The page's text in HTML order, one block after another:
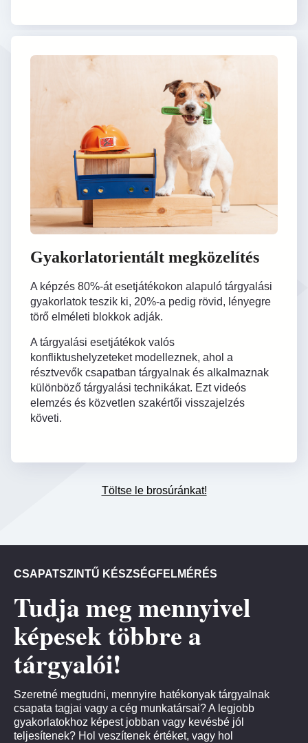
Gyakorlatorientált megközelítés
A képzés 80%-át esetjátékokon alapuló tárgyalási
gyakorlatok teszik ki, 20%-a pedig rövid, lényegre
törő elméleti blokkok adják.
A tárgyalási esetjátékok valós
konfliktushelyzeteket modelleznek, ahol a
résztvevők csapatban tárgyalnak és alkalmaznak
különböző tárgyalási technikákat. Ezt videós
elemzés és közvetlen szakértői visszajelzés
követi.
Töltse le brosúránkat!
CSAPATSZINTŰ KÉSZSÉGFELMÉRÉS
Tudja meg mennyivel
képesek többre a
tárgyalói!
Szeretné megtudni, mennyire hatékonyak tárgyalnak
csapata tagjai vagy a cég munkatársai? A legjobb
gyakorlatokhoz képest jobban vagy kevésbé jól
teljesítenek? Hol veszítenek értéket, vagy hol